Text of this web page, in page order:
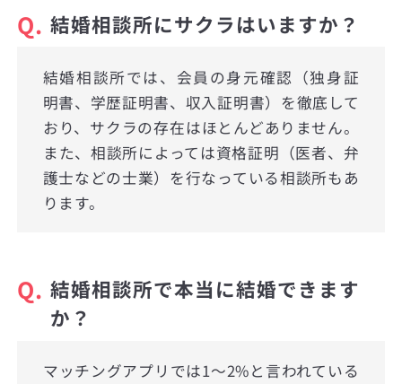
Q. 結婚相談所にサクラはいますか？
結婚相談所では、会員の身元確認（独身証
明書、学歴証明書、収入証明書）を徹底して
おり、サクラの存在はほとんどありません。
また、相談所によっては資格証明（医者、弁
護士などの士業）を行なっている相談所もあ
ります。
Q. 結婚相談所で本当に結婚できます
か？
マッチングアプリでは1〜2%と言われている